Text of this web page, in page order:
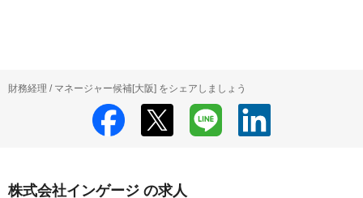
財務経理 / マネージャー候補[大阪] をシェアしましょう
株式会社インゲージ の求人